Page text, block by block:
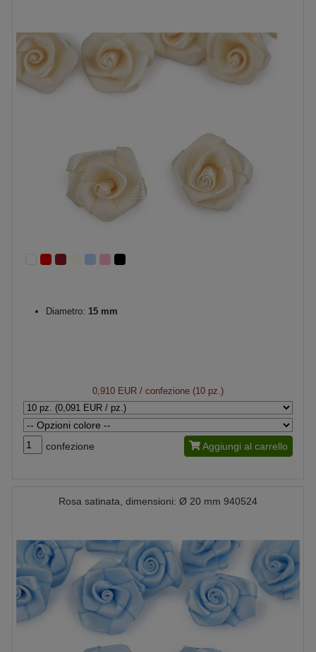
Diametro: 15 mm
0,910 EUR / confezione (10 pz.)
confezione Aggiungi al carrello
Rosa satinata, dimensioni: Ø 20 mm 940524